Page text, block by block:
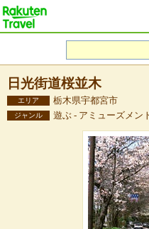
日光街道桜並木
エリア 栃木県宇都宮市
ジャンル 遊ぶ - アミューズメン